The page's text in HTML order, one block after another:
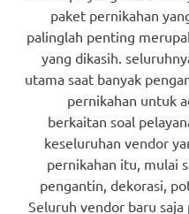
paket pernikahan
palinglah penting
yang dikasih.
utama saat banyak
pernikahan untuk
berkaitan soal
keseluruhan vendor
pernikahan itu, mulai
pengantin, dekorasi,
Seluruh vendor baru